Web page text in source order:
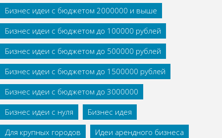
Бизнес идеи с бюджетом 2000000 и выше
Бизнес идеи с бюджетом до 100000 рублей
Бизнес идеи с бюджетом до 500000 рублей
Бизнес идеи с бюджетом до 1500000 рублей
Бизнес идеи с бюджетом до 3000000
Бизнес идеи с нуля
Бизнес идея
Для крупных городов
Идеи арендного бизнеса